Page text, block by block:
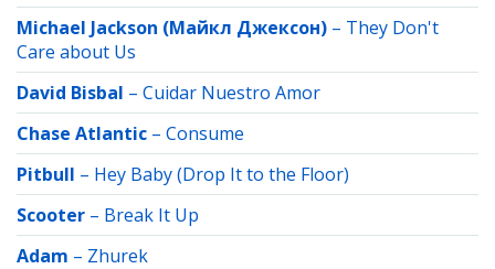
Michael Jackson (Майкл Джексон) – They Don't
Care about Us
David Bisbal – Cuidar Nuestro Amor
Chase Atlantic – Consume
Pitbull – Hey Baby (Drop It to the Floor)
Scooter – Break It Up
Adam – Zhurek